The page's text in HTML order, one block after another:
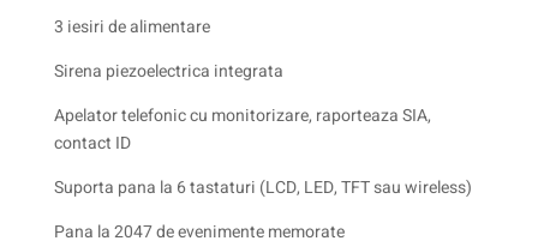
3 iesiri de alimentare
Sirena piezoelectrica integrata
Apelator telefonic cu monitorizare, raporteaza SIA,
contact ID
Suporta pana la 6 tastaturi (LCD, LED, TFT sau wireless)
Pana la 2047 de evenimente memorate